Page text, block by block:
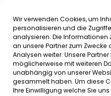
DATUMSMENÜ
JAHR WÄHLEN
Wir verwenden Cookies, um
personalisieren und die
analysieren. Die Informationen
an unsere Partner zum
Analysen weiter. Unsere
möglicherweise mit weiteren
unabhängig von unserer
gesammelt haben. Um diese
Ihre Einwilligung welche Sie